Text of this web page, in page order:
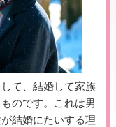
て、結婚して家族
のです。これは男
結婚にたいする理